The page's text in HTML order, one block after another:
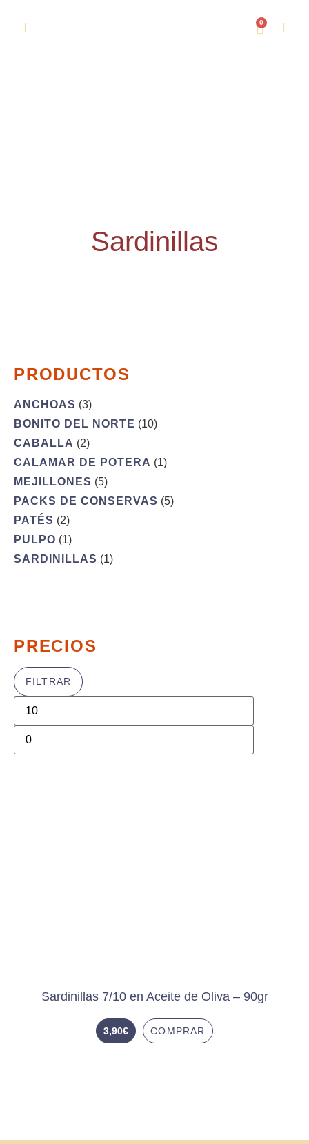
0
Sardinillas
PRODUCTOS
ANCHOAS (3)
BONITO DEL NORTE (10)
CABALLA (2)
CALAMAR DE POTERA (1)
MEJILLONES (5)
PACKS DE CONSERVAS (5)
PATÉS (2)
PULPO (1)
SARDINILLAS (1)
PRECIOS
FILTRAR
Sardinillas 7/10 en Aceite de Oliva – 90gr
3,90€ COMPRAR